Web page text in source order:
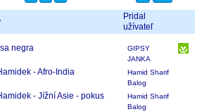
Pridal
užívateľ
negra
GIPSY
JANKA
- Afro-India
Hamid Sharif
Balog
- Jížní Asie - pokus
Hamid Sharif
Balog